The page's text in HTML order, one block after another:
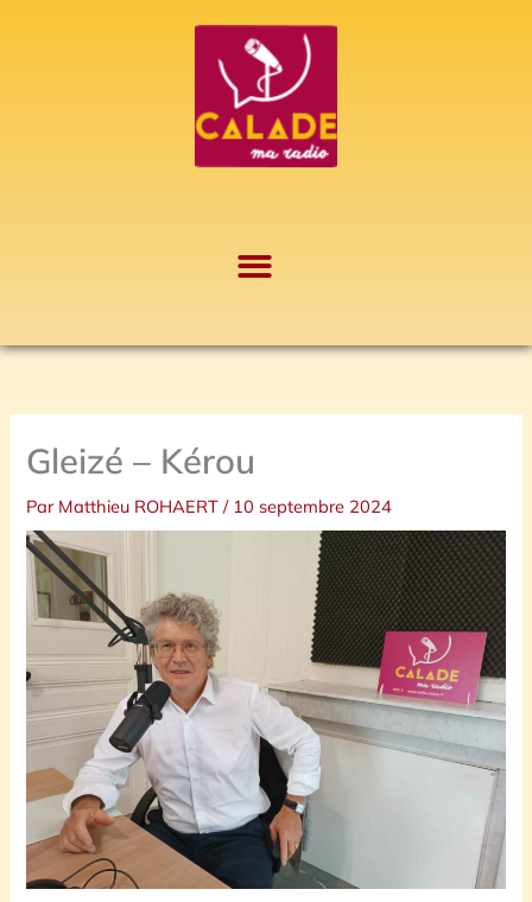
Gleizé – Kérou
Par Matthieu ROHAERT/ 10 septembre 2024